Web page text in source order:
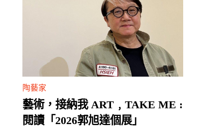
陶藝家
藝術，接納我 ART﹐TAKE ME :
閱讀「2026郭旭達個展」